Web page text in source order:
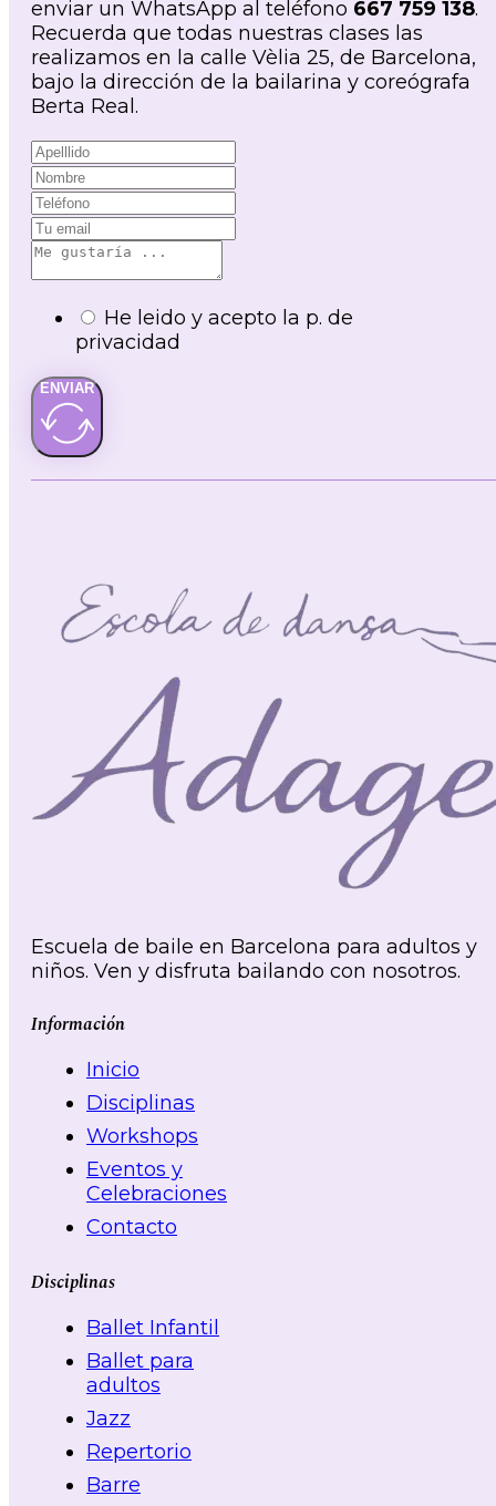
enviar un WhatsApp al teléfono 667 759 138.
Recuerda que todas nuestras clases las
realizamos en la calle Vèlia 25, de Barcelona,
bajo la dirección de la bailarina y coreógrafa
Berta Real.
He leido y acepto la p. de
privacidad
ENVIAR
Escuela de baile en Barcelona para adultos y
niños. Ven y disfruta bailando con nosotros.
Información
Inicio
Disciplinas
Workshops
Eventos y
Celebraciones
Contacto
Disciplinas
Ballet Infantil
Ballet para
adultos
Jazz
Repertorio
Barre